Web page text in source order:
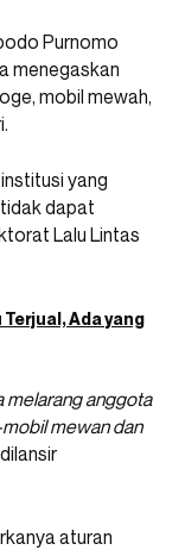
Purnomo
menegaskan
mobil mewah,
yang
dapat
Lalu Lintas
Terjual, Ada yang
melarang anggota
mewan dan
aturan